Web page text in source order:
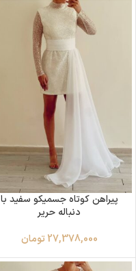
پیراهن کوتاه جسمیکو سفید با
دنباله حریر
27,378,000 تومان